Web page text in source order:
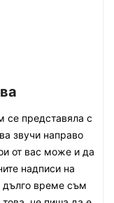
се представяла с
звучи направо
от вас може и да
надписи на
дълго време съм